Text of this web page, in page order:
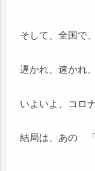
そして、全国で
遅かれ、速かれ
いよいよ、コロ
結局は、あの